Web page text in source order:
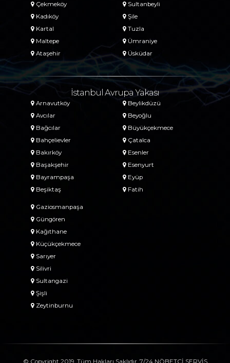
Çekmeköy
Kadıköy
Kartal
Maltepe
Ataşehir
Sultanbeyli
Şile
Tuzla
Ümraniye
Üsküdar
İstanbul Avrupa Yakası
Arnavutköy
Avcılar
Bağcılar
Bahçelievler
Bakırköy
Başakşehir
Bayrampaşa
Beşiktaş
Beylikdüzü
Beyoğlu
Büyükçekmece
Çatalca
Esenler
Esenyurt
Eyüp
Fatih
Gaziosmanpaşa
Güngören
Kağıthane
Küçükçekmece
Sarıyer
Silivri
Sultangazi
Şişli
Zeytinburnu
© Copyright 2019. Tüm Hakları Saklıdır. 7/24 NÖBETÇİ SERVİS